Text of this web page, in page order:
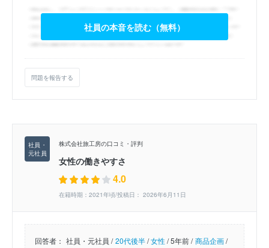
社員の本音を読む（無料）
問題を報告する
株式会社旅工房の口コミ・評判
女性の働きやすさ
4.0
在籍時期：2021年頃/投稿日： 2026年6月11日
回答者： 社員・元社員 / 20代後半/女性/5年前 / 商品企画/